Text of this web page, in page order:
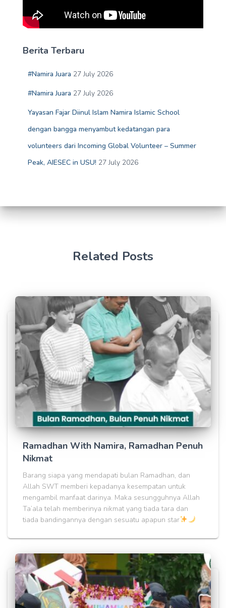
Berita Terbaru
#Namira Juara 27 July 2026
#Namira Juara 27 July 2026
Yayasan Fajar Diinul Islam Namira Islamic School
dengan bangga menyambut kedatangan para
volunteers dari Incoming Global Volunteer – Summer
Peak, AIESEC in USU! 27 July 2026
Related Posts
Ramadhan With Namira, Ramadhan Penuh
Nikmat
Barang siapa yang mendapati bulan Ramadhan, dan
Allah SWT memberi kepadanya kesempatan untuk
mengambil manfaat darinya. Maka sesungguhnya Allah
Ta’ala telah memberinya nikmat yang tiada tara dan
tiada bandingannya dengan sesuatu apapun star